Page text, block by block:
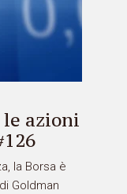
azioni
la Borsa è
Goldman